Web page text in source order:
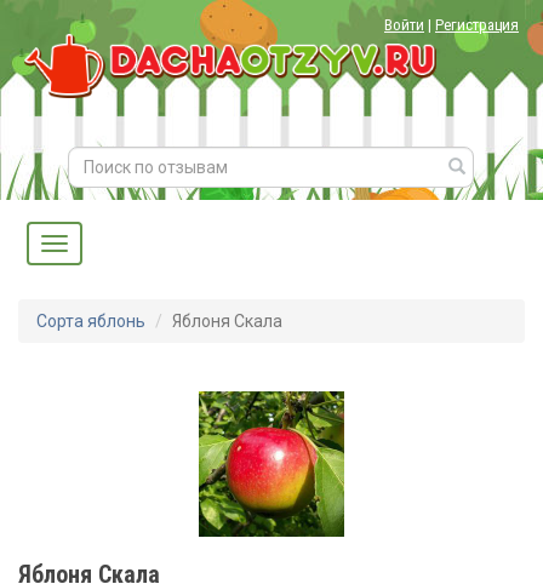
Войти | Регистрация
Сорта яблонь Яблоня Скала
Яблоня Скала